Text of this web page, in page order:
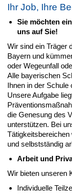
Ihr Job, Ihre
Sie möchten
uns auf Sie!
Wir sind ein Träger
Bayern und
oder Wegeunfall
Alle bayerischen
Ihnen in der Schule
Unsere Aufgabe
die Genesung des
unterstützen. Bei
und selbstständig
Arbeit und
Wir bieten unseren
Individuelle